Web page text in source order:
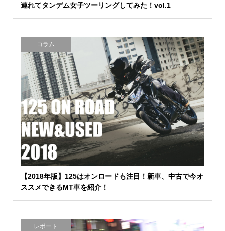
連れてタンデム女子ツーリングしてみた！vol.1
コラム
【2018年版】125はオンロードも注目！新車、中古で今オ
ススメできるMT車を紹介！
レポート